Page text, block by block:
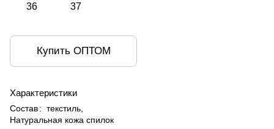
36 37
Купить ОПТОМ
Характеристики
Состав: текстиль,
Натуральная кожа спилок